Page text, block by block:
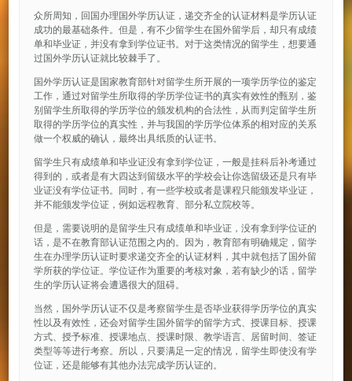
众所周知，回国办理国外学历认证，递交齐全的认证材料是学历认证
成功的最基础条件。但是，有不少留学生在国外留学后，却只有成绩
单和毕业证，并没有拿到学位证书。对于这类情况的留学生，想要通
过国外学历认证就比较棘手了。
国外学历认证是国家教育部针对留学生所开展的一项学历学位的鉴定
工作，通过对留学生所取得的学历学位证书的真实有效性的甄别，鉴
别留学生所取得的学历学位的颁发机构的合法性，从而判定留学生所
取得的学历学位的真实性，并与我国的学历学位体系的相对应的关系
做一个权威的确认，最终出具纸质的认证书。
留学生只有成绩单和毕业证没有拿到学位证，一般是挂科后补考通过
得到的，或者是有大四达到留级水平的学校会让你选留级还是只有毕
业证没有学位证书。同时，有一些学校或者是课程只能颁发毕业证，
并不能颁发学位证，例如远程教育、部分私立院校等。
但是，需要说明的是留学生只有成绩单和毕业证，没有拿到学位证的
话，是不在教育部认证范围之内的。因为，教育部有明确规定，留学
生在办理学历认证时要求递交齐全的认证材料，其中就包括了国外留
学所获的学位证。学位证作为重要的考核对象，若有缺少的话，留学
生的学历认证将会遭遇很大的阻碍。
当然，国外学历认证不仅是考察留学生是否毕业获得学历学位的真实
性以及有效性，还会对留学生国外留学的留学方式、授课目标、授课
方式、授予标准、授课地点、授课时限、教学语言、居留时间、签证
类型等等进行考察。所以，只要满足一定的情况，留学生即使没有学
位证，还是能够有其他办法完成学历认证的。